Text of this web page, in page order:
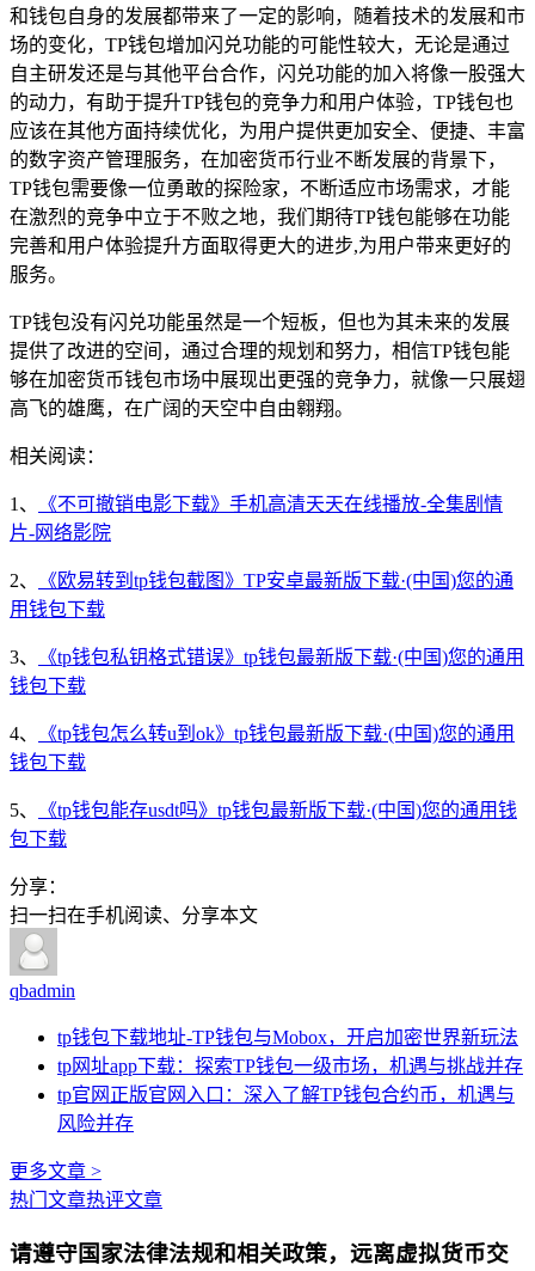
和钱包自身的发展都带来了一定的影响，随着技术的发展和市
场的变化，TP钱包增加闪兑功能的可能性较大，无论是通过
自主研发还是与其他平台合作，闪兑功能的加入将像一股强大
的动力，有助于提升TP钱包的竞争力和用户体验，TP钱包也
应该在其他方面持续优化，为用户提供更加安全、便捷、丰富
的数字资产管理服务，在加密货币行业不断发展的背景下，
TP钱包需要像一位勇敢的探险家，不断适应市场需求，才能
在激烈的竞争中立于不败之地，我们期待TP钱包能够在功能
完善和用户体验提升方面取得更大的进步,为用户带来更好的
服务。
TP钱包没有闪兑功能虽然是一个短板，但也为其未来的发展
提供了改进的空间，通过合理的规划和努力，相信TP钱包能
够在加密货币钱包市场中展现出更强的竞争力，就像一只展翅
高飞的雄鹰，在广阔的天空中自由翱翔。
相关阅读：
1、
《不可撤销电影下载》手机高清天天在线播放-全集剧情
片-网络影院
2、
《欧易转到tp钱包截图》TP安卓最新版下载·(中国)您的通
用钱包下载
3、
《tp钱包私钥格式错误》tp钱包最新版下载·(中国)您的通用
钱包下载
4、
《tp钱包怎么转u到ok》tp钱包最新版下载·(中国)您的通用
钱包下载
5、
《tp钱包能存usdt吗》tp钱包最新版下载·(中国)您的通用钱
包下载
分享：
扫一扫在手机阅读、分享本文
qbadmin
tp钱包下载地址-TP钱包与Mobox，开启加密世界新玩法
tp网址app下载：探索TP钱包一级市场，机遇与挑战并存
tp官网正版官网入口：深入了解TP钱包合约币，机遇与
风险并存
更多文章 >
热门文章热评文章
请遵守国家法律法规和相关政策，远离虚拟货币交